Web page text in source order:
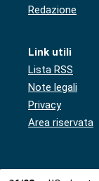
Redazione
Link utili
Lista RSS
Note legali
Privacy
Area riservata